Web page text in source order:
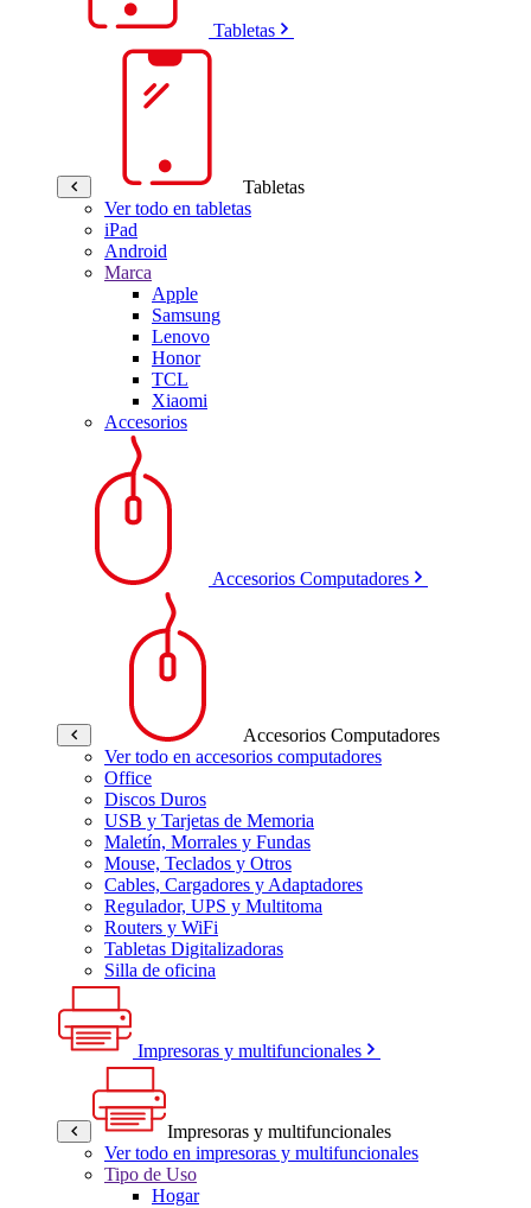
Tabletas
Tabletas
Ver todo en tabletas
iPad
Android
Marca
Apple
Samsung
Lenovo
Honor
TCL
Xiaomi
Accesorios
Accesorios Computadores
Accesorios Computadores
Ver todo en accesorios computadores
Office
Discos Duros
USB y Tarjetas de Memoria
Maletín, Morrales y Fundas
Mouse, Teclados y Otros
Cables, Cargadores y Adaptadores
Regulador, UPS y Multitoma
Routers y WiFi
Tabletas Digitalizadoras
Silla de oficina
Impresoras y multifuncionales
Impresoras y multifuncionales
Ver todo en impresoras y multifuncionales
Tipo de Uso
Hogar